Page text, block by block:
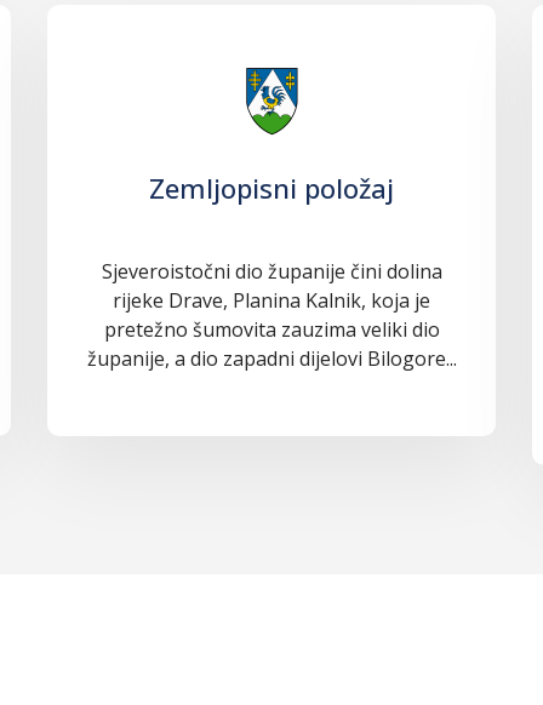
Zemljopisni položaj
Sjeveroistočni dio županije čini dolina
rijeke Drave, Planina Kalnik, koja je
pretežno šumovita zauzima veliki dio
županije, a dio zapadni dijelovi Bilogore...